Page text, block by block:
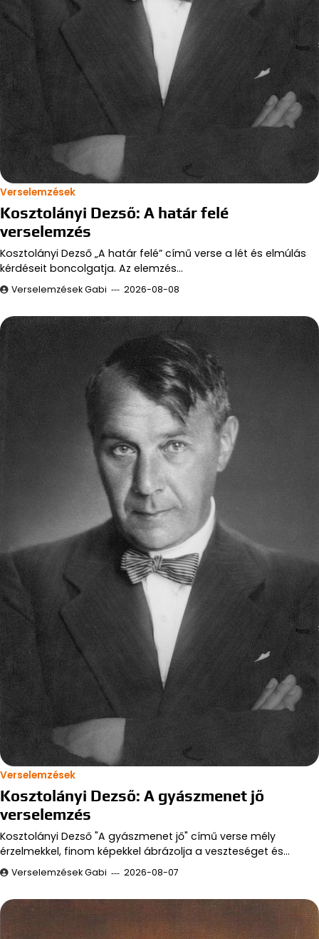
Verselemzések
Kosztolányi Dezső: A határ felé
verselemzés
Kosztolányi Dezső „A határ felé” című verse a lét és elmúlás
kérdéseit boncolgatja. Az elemzés…
Verselemzések Gabi 2026-08-08
Verselemzések
Kosztolányi Dezső: A gyászmenet jő
verselemzés
Kosztolányi Dezső "A gyászmenet jő" című verse mély
érzelmekkel, finom képekkel ábrázolja a veszteséget és…
Verselemzések Gabi 2026-08-07